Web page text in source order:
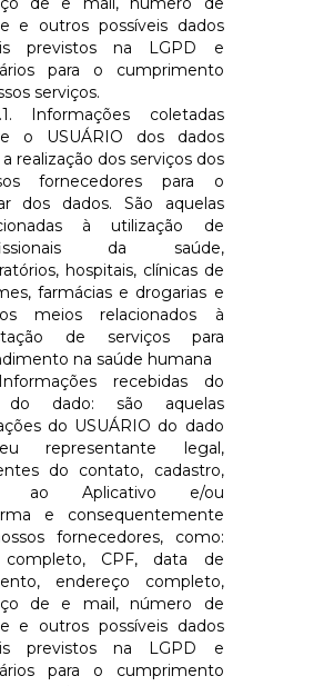
e outros possíveis dados
previstos na LGPD e
para o cumprimento
serviços.
Informações coletadas
o USUÁRIO dos dados
a realização dos serviços dos
fornecedores para o
dos dados. São aquelas
à utilização de
da saúde,
hospitais, clínicas de
farmácias e drogarias e
meios relacionados à
de serviços para
na saúde humana
recebidas do
do dado: são aquelas
do USUÁRIO do dado
representante legal,
do contato, cadastro,
ao Aplicativo e/ou
e consequentemente
fornecedores, como:
CPF, data de
endereço completo,
de e mail, número de
e outros possíveis dados
previstos na LGPD e
para o cumprimento